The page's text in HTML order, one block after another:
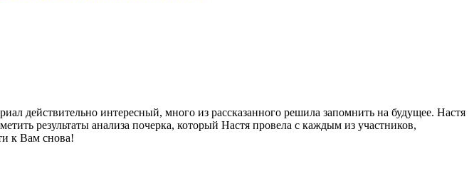
действительно интересный, много из рассказанного решила запомнить на будущее. Настя
результаты анализа почерка, который Настя провела с каждым из участников,
к Вам снова!